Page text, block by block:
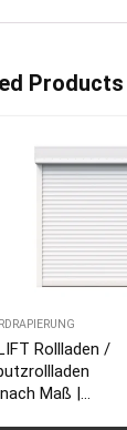
Products
Rollladen /
Maß |